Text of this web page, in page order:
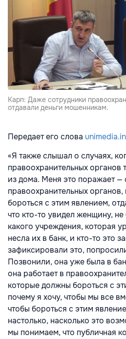
Карп: Даже сотрудники
отдавали деньги мошенникам.
Передает его слова
«Я также слышал о случаях,
правоохранительных органов
из дома. Меня это поражает —
правоохранительных
бороться с этим явлением,
что кто-то увидел женщину, не
какого учреждения, которая
несла их в банк, и кто-то это
зафиксировали это,
Позвонили, она уже была в
она работает в
которые должны бороться с
почему я хочу, чтобы мы все
чтобы бороться с этим
настолько, насколько это
мы понимаем, что публичная